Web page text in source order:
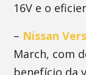
16V e o
– Nissan
March, com
benefício da